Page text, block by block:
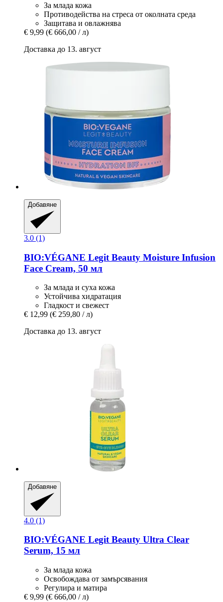
За млада кожа
Противодейства на стреса от околната среда
Защитава и овлажнява
€ 9,99 (€ 666,00 / л)
Доставка до 13. август
Добавяне
3.0 (1)
BIO:VÉGANE Legit Beauty Moisture Infusion
Face Cream, 50 мл
За млада и суха кожа
Устойчива хидратация
Гладкост и свежест
€ 12,99 (€ 259,80 / л)
Доставка до 13. август
Добавяне
4.0 (1)
BIO:VÉGANE Legit Beauty Ultra Clear
Serum, 15 мл
За млада кожа
Освобождава от замърсявания
Регулира и матира
€ 9,99 (€ 666,00 / л)